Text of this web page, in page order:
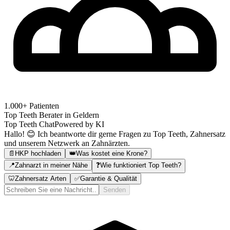
1.000+ Patienten
Top Teeth Berater in Geldern
Top Teeth ChatPowered by KI
Hallo! 😊 Ich beantworte dir gerne Fragen zu Top Teeth, Zahnersatz
und unserem Netzwerk an Zahnärzten.
📄 HKP hochladen 👑Was kostet eine Krone?
📍Zahnarzt in meiner Nähe ❓Wie funktioniert Top Teeth?
🦷Zahnersatz Arten ✅Garantie & Qualität
Senden